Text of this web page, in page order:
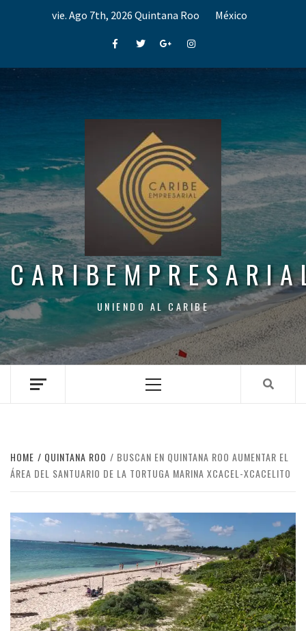
vie. Ago 7th, 2026 Quintana Roo México
FacebookTwitterGoogle+Instagram
UNIENDO AL CARIBE
Menu
HOME QUINTANA ROO
BUSCAN EN QUINTANA ROO AUMENTAR EL
ÁREA DEL SANTUARIO DE LA TORTUGA MARINA XCACEL-XCACELITO